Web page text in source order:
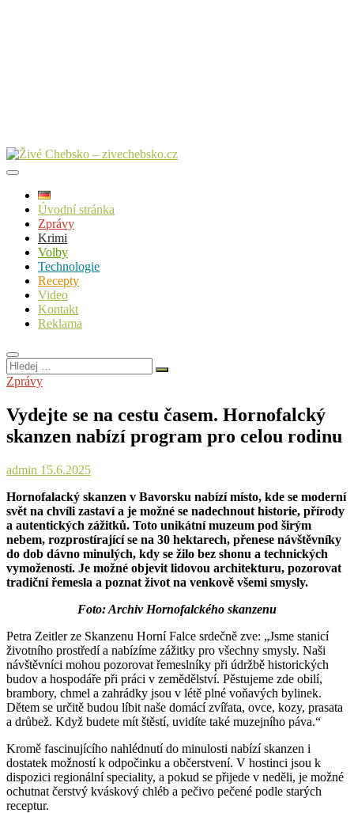
Úvodní stránka
Zprávy
Krimi
Volby
Technologie
Recepty
Video
Kontakt
Reklama
Hledej
…
Zprávy
Vydejte se na cestu časem. Hornofalcký
skanzen nabízí program pro celou rodinu
admin 15.6.2025
Hornofalacký skanzen v Bavorsku nabízí místo, kde se moderní
svět na chvíli zastaví a je možné se nadechnout historie, přírody
a autentických zážitků. Toto unikátní muzeum pod širým
nebem, rozprostírající se na 30 hektarech, přenese návštěvníky
do dob dávno minulých, kdy se žilo bez shonu a technických
vymožeností. Je možné objevit lidovou architekturu, pozorovat
tradiční řemesla a poznat život na venkově všemi smysly.
Foto: Archiv Hornofalckého skanzenu
Petra Zeitler ze Skanzenu Horní Falce srdečně zve: „Jsme stanicí
životního prostředí a nabízíme zážitky pro všechny smysly. Naši
návštěvníci mohou pozorovat řemeslníky při údržbě historických
budov a hospodáře při práci v zemědělství. Pěstujeme zde obilí,
brambory, chmel a zahrádky jsou v létě plné voňavých bylinek.
Dětem se určitě budou líbit naše domácí zvířata, ovce, kozy, prasata
a drůbež. Když budete mít štěstí, uvidíte také muzejního páva.“
Kromě fascinujícího nahlédnutí do minulosti nabízí skanzen i
dostatek možností k odpočinku a občerstvení. V hostinci jsou k
dispozici regionální speciality, a pokud se přijede v neděli, je možné
ochutnat čerstvý kváskový chléb a pečivo pečené podle starých
receptur.